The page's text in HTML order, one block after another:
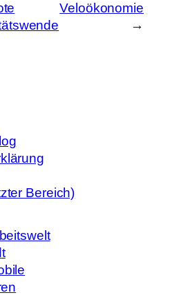
Veloökonomie
→
Bereich)